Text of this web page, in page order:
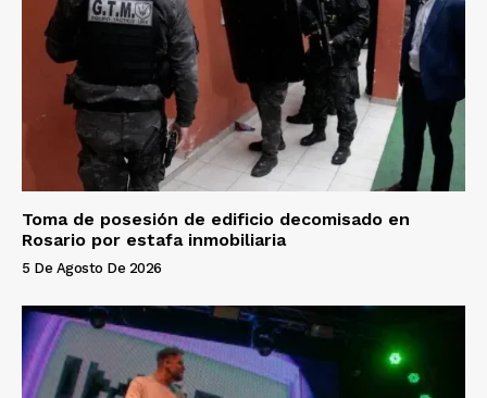
Toma de posesión de edificio decomisado en
Rosario por estafa inmobiliaria
5 De Agosto De 2026